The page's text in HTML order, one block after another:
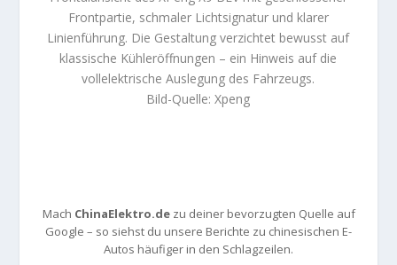
Frontpartie, schmaler Lichtsignatur und klarer
Linienführung. Die Gestaltung verzichtet bewusst auf
klassische Kühleröffnungen – ein Hinweis auf die
vollelektrische Auslegung des Fahrzeugs.
Bild-Quelle: Xpeng
Mach ChinaElektro.dezu deiner bevorzugten Quelle auf
Google – so siehst du unsere Berichte zu chinesischen E-
Autos häufiger in den Schlagzeilen.